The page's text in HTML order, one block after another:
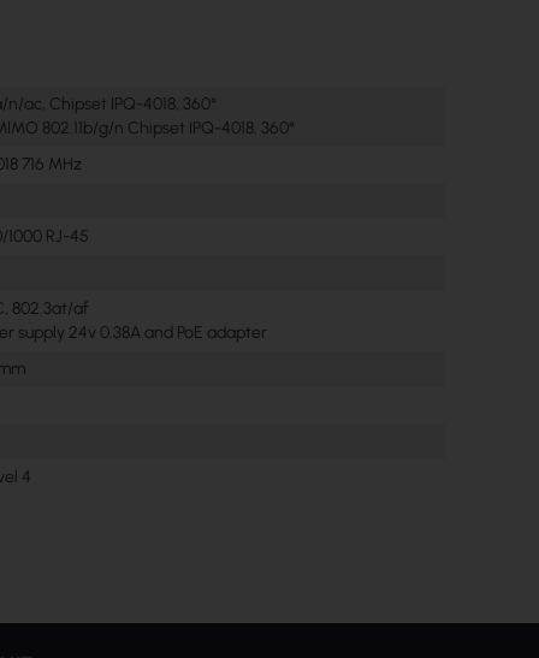
n/ac, Chipset IPQ-4018, 360°
802.11b/g/n Chipset IPQ-4018, 360°
716 MHz
1000 RJ-45
802.3at/af
supply 24v 0.38A and PoE adapter
4